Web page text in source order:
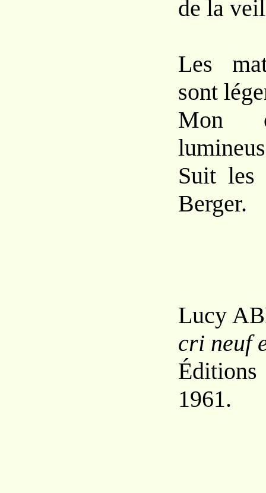
de la
Les
sont
Mon
Suit les
Berger.
Lucy A
cri neuf
1961.